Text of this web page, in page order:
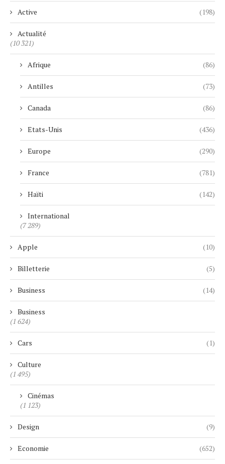
Active (198)
Actualité
(10 321)
Afrique (86)
Antilles (73)
Canada (86)
Etats-Unis (436)
Europe (290)
France (781)
Haïti (142)
International
(7 289)
Apple (10)
Billetterie (5)
Business (14)
Business
(1 624)
Cars (1)
Culture
(1 495)
Cinémas
(1 123)
Design (9)
Economie (652)